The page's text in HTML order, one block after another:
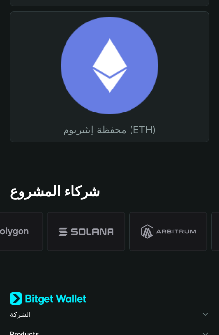
محفظة إيثيريوم (ETH)
شركاء المشروع
الشركة